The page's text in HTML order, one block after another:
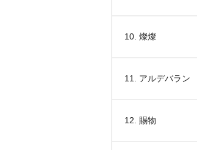
10. 燦燦
11. アルデバラン
12. 賜物